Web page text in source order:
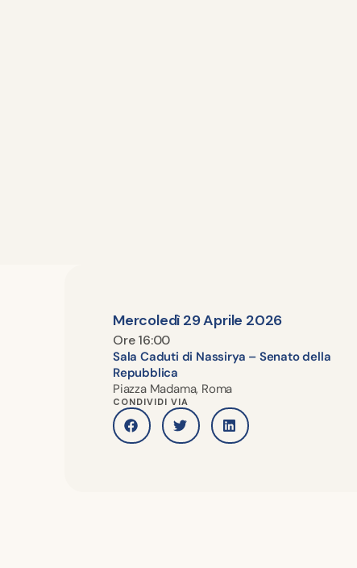
Mercoledì 29 Aprile 2026
Ore 16:00
Sala Caduti di Nassirya – Senato della
Repubblica
Piazza Madama, Roma
CONDIVIDI VIA